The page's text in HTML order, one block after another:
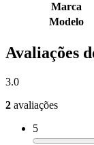
Marca
Modelo
Avaliações
3.0
2 avaliações
5